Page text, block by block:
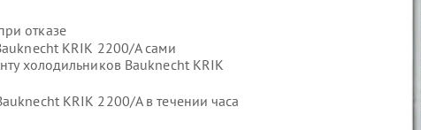
отказе
KRIK 2200/A сами
холодильников Bauknecht KRIK
KRIK 2200/A в течении часа